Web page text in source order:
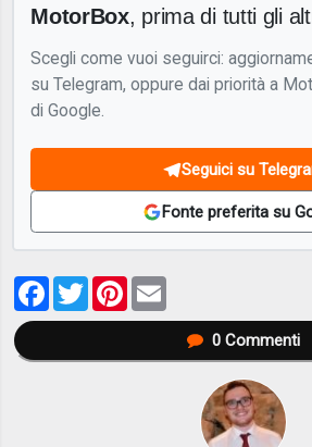
MotorBox, prima di tutti gli
Scegli come vuoi seguirci:
su Telegram, oppure dai priorità a
di Google.
Seguici su
Fonte preferita su
Facebook
TwitterPinterest
0Commenti